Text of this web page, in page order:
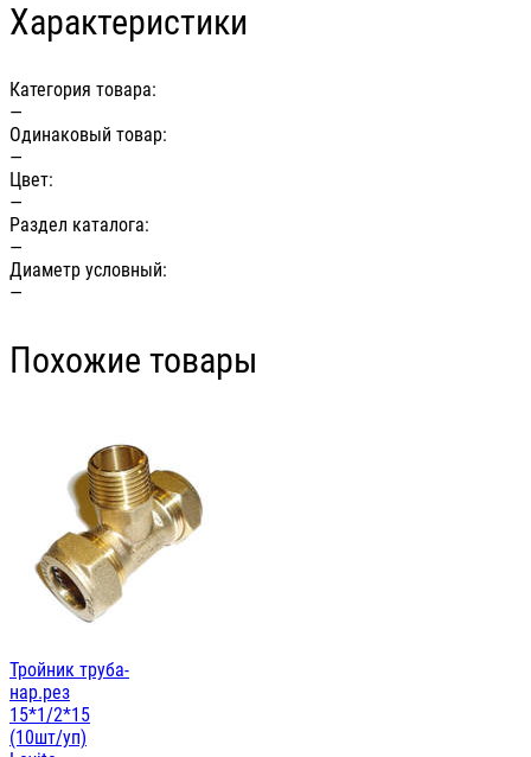
Характеристики
Категория товара:
—
Одинаковый товар:
—
Цвет:
—
Раздел каталога:
—
Диаметр условный:
—
Похожие товары
Тройник труба-
нар.рез
15*1/2*15
(10шт/уп)